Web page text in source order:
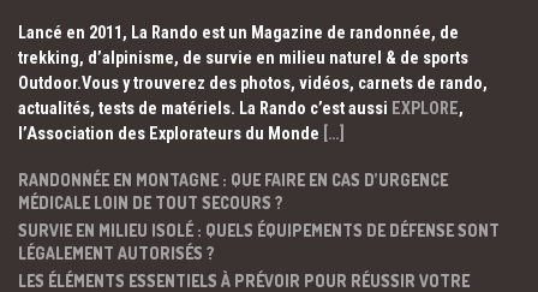
Lancé en 2011, La Rando est un Magazine de randonnée, de
trekking, d’alpinisme, de survie en milieu naturel & de sports
Outdoor.Vous y trouverez des photos, vidéos, carnets de rando,
actualités, tests de matériels. La Rando c’est aussi EXPLORE,
l’Association des Explorateurs du Monde […]
RANDONNÉE EN MONTAGNE : QUE FAIRE EN CAS D’URGENCE
MÉDICALE LOIN DE TOUT SECOURS ?
SURVIE EN MILIEU ISOLÉ : QUELS ÉQUIPEMENTS DE DÉFENSE SONT
LÉGALEMENT AUTORISÉS ?
LES ÉLÉMENTS ESSENTIELS À PRÉVOIR POUR RÉUSSIR VOTRE